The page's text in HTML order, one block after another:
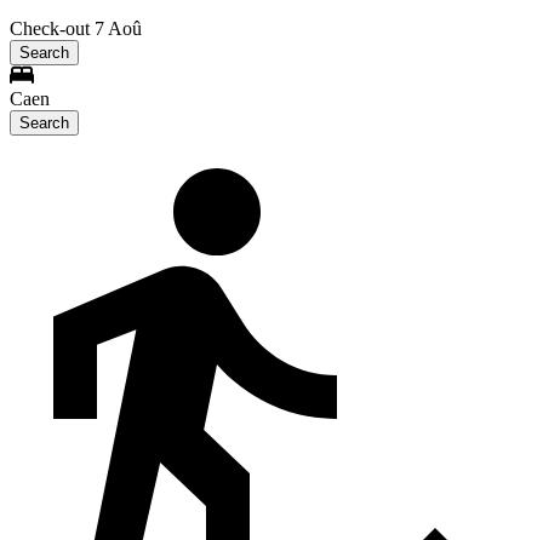
Check-out 7 Aoû
Search
Caen
Search